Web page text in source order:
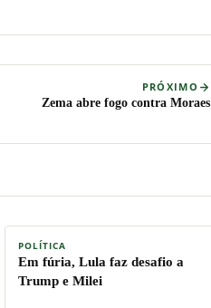
PRÓXIMO
Zema abre fogo contra Moraes
POLÍTICA
Em fúria, Lula faz desafio a
Trump e Milei